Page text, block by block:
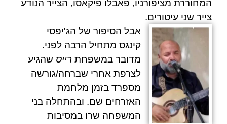
המחוררת מציפורניו, פאבלו פיקאסו, הצייר הנודע
צייר שני עיטורים.
אבל הסיפור של הג'יפסי
קינגס מתחיל הרבה לפני.
מדובר במשפחת רייס שהגיע
לצרפת אחרי שברחה/גורשה
מספרד בזמן מלחמת
האזרחים שם. ובהתחלה בני
המשפחה שרו במסיבות